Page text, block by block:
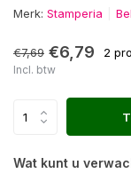
Merk: Stamperia
€7,69 €6,79 2
Incl. btw
Wat kunt u